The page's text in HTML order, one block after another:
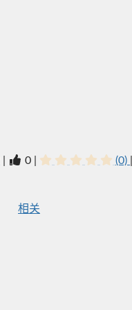
0 (0)
相关